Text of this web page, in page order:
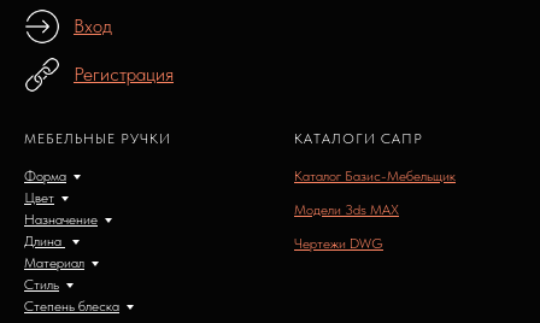
Вход
Регистрация
МЕБЕЛЬНЫЕ РУЧКИ
Форма
Цвет
Назначение
Длина
Материал
Стиль
Степень блеска
КАТАЛОГИ САПР
Каталог Базис-Мебельщик
Модели 3ds MAX
Чертежи DWG